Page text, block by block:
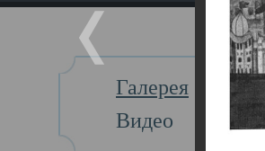
Галерея
Видео